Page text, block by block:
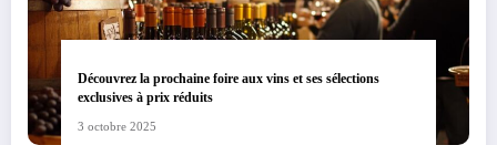
Découvrez la prochaine foire aux vins et ses sélections
exclusives à prix réduits
3 octobre 2025